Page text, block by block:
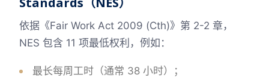
依据《Fair Work Act 2009 (Cth)》第 2-2 章，
NES 包含 11 项最低权利，例如：
最长每周工时（通常 38 小时）；